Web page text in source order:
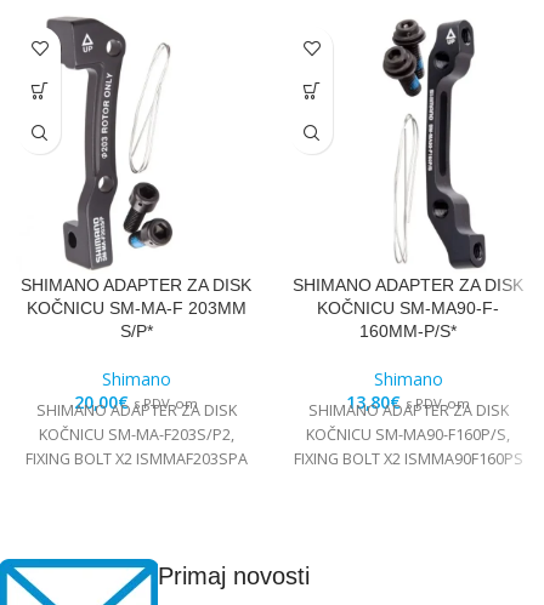
SHIMANO ADAPTER ZA DISK
KOČNICU SM-MA-F 203MM
S/P*
Shimano
20,00€ s PDV-om
SHIMANO ADAPTER ZA DISK
KOČNICU SM-MA-F203S/P2,
FIXING BOLT X2 ISMMAF203SPA
SHIMANO ADAPTER ZA DISK
KOČNICU SM-MA90-F-
160MM-P/S*
Shimano
13,80€ s PDV-om
SHIMANO ADAPTER ZA DISK
KOČNICU SM-MA90-F160P/S,
FIXING BOLT X2 ISMMA90F160PS
Primaj novosti